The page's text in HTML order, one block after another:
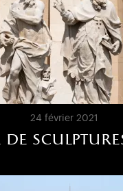
24 février 2021